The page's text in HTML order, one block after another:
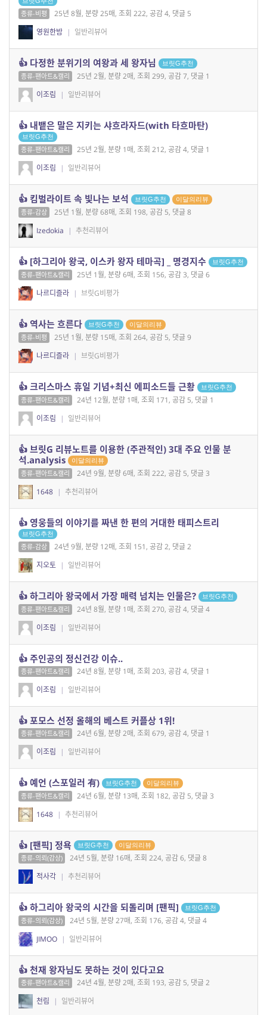
종류-비평
25년 8월, 분량 25매, 조회 222, 공감 4, 댓글 5
영원한밤 | 일반리뷰어
👍 다정한 분위기의 여왕과 세 왕자님 브릿G추천
종류-팬아트&캘리
25년 2월, 분량 2매, 조회 299, 공감 7, 댓글 1
이조림
| 일반리뷰어
👍 내뱉은 말은 지키는 샤흐라자드(with 타흐마탄)
브릿G추천
종류-팬아트&캘리
25년 2월, 분량 1매, 조회 212, 공감 4, 댓글 1
이조림
| 일반리뷰어
👍 킴벌라이트 속 빛나는 보석 브릿G추천 이달의리뷰
종류-감상
25년 1월, 분량 68매, 조회 198, 공감 5, 댓글 8
Izedokia
| 추천리뷰어
👍 [하그리아 왕국, 이스카 왕자 테마곡] _ 명경지수 브릿G추천
종류-팬아트&캘리
25년 1월, 분량 6매, 조회 156, 공감 3, 댓글 6
나르디즐라 | 브릿G비평가
👍 역사는 흐른다 브릿G추천 이달의리뷰
종류-비평
25년 1월, 분량 15매, 조회 264, 공감 5, 댓글 9
나르디즐라 | 브릿G비평가
👍 크리스마스 휴일 기념+최신 에피소드들 근황 브릿G추천
종류-팬아트&캘리
24년 12월, 분량 1매, 조회 171, 공감 5, 댓글 1
이조림
| 일반리뷰어
👍 브릿G 리뷰노트를 이용한 (주관적인) 3대 주요 인물 분
석.analysis
이달의리뷰
종류-팬아트&캘리
24년 9월, 분량 6매, 조회 222, 공감 5, 댓글 3
1648 | 추천리뷰어
👍 영웅들의 이야기를 짜낸 한 편의 거대한 태피스트리
브릿G추천
종류-감상
24년 9월, 분량 12매, 조회 151, 공감 2, 댓글 2
지오토 | 일반리뷰어
👍 하그리아 왕국에서 가장 매력 넘치는 인물은? 브릿G추천
종류-팬아트&캘리
24년 8월, 분량 1매, 조회 270, 공감 4, 댓글 4
이조림
| 일반리뷰어
👍 주인공의 정신건강 이슈..
종류-팬아트&캘리
24년 8월, 분량 1매, 조회 203, 공감 4, 댓글 1
이조림
| 일반리뷰어
👍 포모스 선정 올해의 베스트 커플상 1위!
종류-팬아트&캘리
24년 6월, 분량 2매, 조회 679, 공감 4, 댓글 1
이조림
| 일반리뷰어
👍 예언 (스포일러 有) 브릿G추천 이달의리뷰
종류-팬아트&캘리
24년 6월, 분량 13매, 조회 182, 공감 5, 댓글 3
1648 | 추천리뷰어
👍 [팬픽] 정욕 브릿G추천 이달의리뷰
종류-의뢰(감상)
24년 5월, 분량 16매, 조회 224, 공감 6, 댓글 8
적사각 | 추천리뷰어
👍 하그리아 왕국의 시간을 되돌리며 [팬픽] 브릿G추천
종류-의뢰(감상)
24년 5월, 분량 27매, 조회 176, 공감 4, 댓글 4
JIMOO | 일반리뷰어
👍 천재 왕자님도 못하는 것이 있다고요
종류-팬아트&캘리
24년 4월, 분량 2매, 조회 193, 공감 5, 댓글 2
천림
| 일반리뷰어